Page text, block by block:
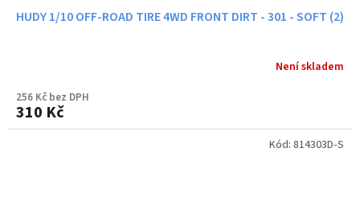
HUDY 1/10 OFF-ROAD TIRE 4WD FRONT DIRT - 301 - SOFT (2)
Není skladem
256 Kč bez DPH
310 Kč
Kód: 814303D-S